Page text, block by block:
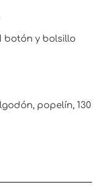
botón y bolsillo
popelín, 130